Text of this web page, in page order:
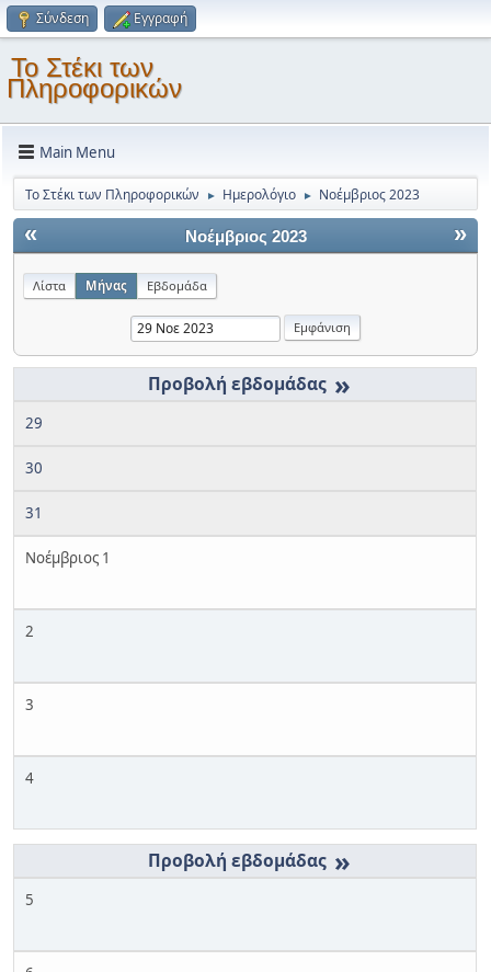
Σύνδεση Εγγραφή
Το Στέκι των
Πληροφορικών
Main Menu
Το Στέκι των Πληροφορικών ► Ημερολόγιο ► Νοέμβριος 2023
« »
Νοέμβριος 2023
Λίστα Μήνας Εβδομάδα
»
29
30
31
Νοέμβριος 1
2
3
4
»
5